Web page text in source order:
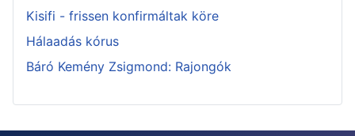
Kisifi - frissen konfirmáltak köre
Hálaadás kórus
Báró Kemény Zsigmond: Rajongók